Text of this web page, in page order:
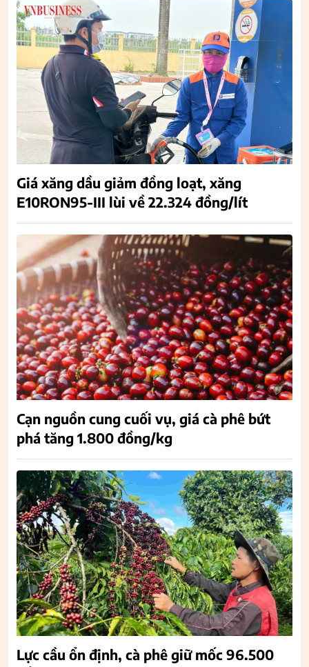
Giá xăng dầu giảm đồng loạt, xăng
E10RON95-III lùi về 22.324 đồng/lít
Cạn nguồn cung cuối vụ, giá cà phê bứt
phá tăng 1.800 đồng/kg
Lực cầu ổn định, cà phê giữ mốc 96.500